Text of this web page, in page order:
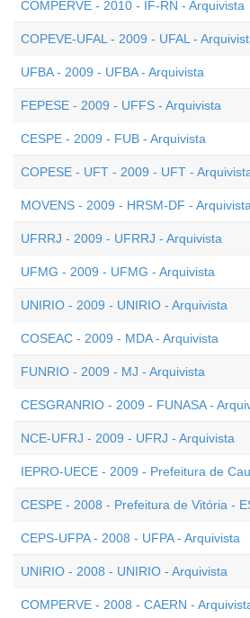
COMPERVE - 2010 - IF-RN - Arquivista
COPEVE-UFAL - 2009 - UFAL -
UFBA - 2009 - UFBA - Arquivista
FEPESE - 2009 - UFFS - Arquivista
CESPE - 2009 - FUB - Arquivista
COPESE - UFT - 2009 - UFT -
MOVENS - 2009 - HRSM-DF - Arquivista
UFRRJ - 2009 - UFRRJ - Arquivista
UFMG - 2009 - UFMG - Arquivista
UNIRIO - 2009 - UNIRIO - Arquivista
COSEAC - 2009 - MDA - Arquivista
FUNRIO - 2009 - MJ - Arquivista
CESGRANRIO - 2009 - FUNASA -
NCE-UFRJ - 2009 - UFRJ - Arquivista
IEPRO-UECE - 2009 - Prefeitura de
CESPE - 2008 - Prefeitura de Vitória -
CEPS-UFPA - 2008 - UFPA - Arquivista
UNIRIO - 2008 - UNIRIO - Arquivista
COMPERVE - 2008 - CAERN -